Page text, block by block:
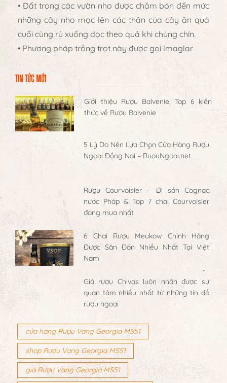
• Đất trong các vườn nho được chăm bón đến mức
những cây nho mọc lên các thân của cây ăn quả
cuối cùng rủ xuống dọc theo quả khi chúng chín.
• Phương pháp trồng trọt này được gọi lmaglar
TIN TỨC MỚI
Giới thiệu Rượu Balvenie, Top 6 kiến
thức về Rượu Balvenie
5 Lý Do Nên Lựa Chọn Cửa Hàng Rượu
Ngoại Đồng Nai – RuouNgoai.net
Rượu Courvoisier – Di sản Cognac
nước Pháp & Top 7 chai Courvoisier
đáng mua nhất
6 Chai Rượu Meukow Chính Hãng
Được Săn Đón Nhiều Nhất Tại Việt
Nam
Giá rượu Chivas luôn nhận được sự
quan tâm nhiều nhất từ những tín đồ
rượu ngoại
cửa hàng Rượu Vang Georgia MS51
shop Rượu Vang Georgia MS51
giá Rượu Vang Georgia MS51